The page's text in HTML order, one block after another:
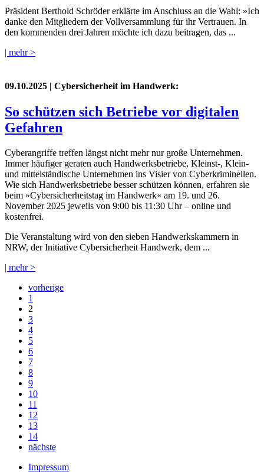
Präsident Berthold Schröder erklärte im Anschluss an die Wahl: »Ich
danke den Mitgliedern der Vollversammlung für ihr Vertrauen. In
den kommenden drei Jahren möchte ich dazu beitragen, das ...
| mehr >
09.10.2025 | Cybersicherheit im Handwerk:
So schützen sich Betriebe vor digitalen
Gefahren
Cyberangriffe treffen längst nicht mehr nur große Unternehmen.
Immer häufiger geraten auch Handwerksbetriebe, Kleinst-, Klein-
und mittelständische Unternehmen ins Visier von Cyberkriminellen.
Wie sich Handwerksbetriebe besser schützen können, erfahren sie
beim »Cybersicherheitstag im Handwerk« am 19. und 26.
November 2025 jeweils von 9:00 bis 11:30 Uhr – online und
kostenfrei.
Die Veranstaltung wird von den sieben Handwerkskammern in
NRW, der Initiative Cybersicherheit Handwerk, dem ...
| mehr >
vorherige
1
2
3
4
5
6
7
8
9
10
11
12
13
14
nächste
Impressum